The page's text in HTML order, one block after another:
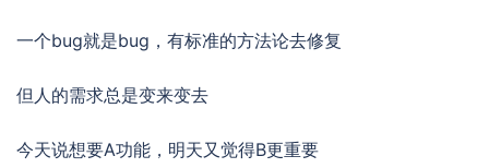
一个bug就是bug，有标准的方法论去修复
但人的需求总是变来变去
今天说想要A功能，明天又觉得B更重要